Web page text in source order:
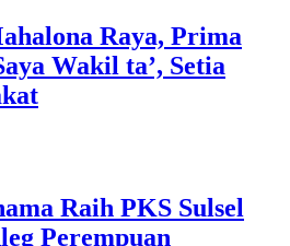
Raya, Prima
Wakil ta’, Setia
Raih PKS Sulsel
Perempuan